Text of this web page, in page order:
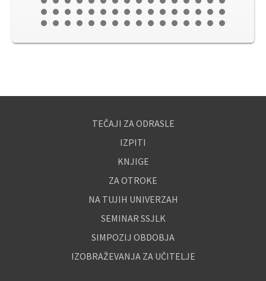
TEČAJI ZA ODRASLE
IZPITI
KNJIGE
ZA OTROKE
NA TUJIH UNIVERZAH
SEMINAR SSJLK
SIMPOZIJ OBDOBJA
IZOBRAŽEVANJA ZA UČITELJE